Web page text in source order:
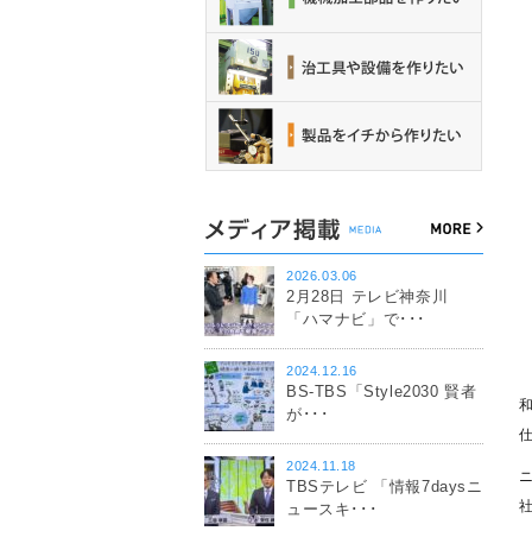
2026.03.06
2月28日 テレビ神奈川
「ハマナビ」で･･･
2024.12.16
BS-TBS「Style2030 賢者
が･･･
2024.11.18
TBSテレビ 「情報7daysニ
ュースキ･･･